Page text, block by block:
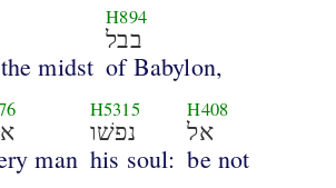
midst
H894
בבל
of Babylon,
man
H5315
נפשׁו
his soul:
H408
אל
be not